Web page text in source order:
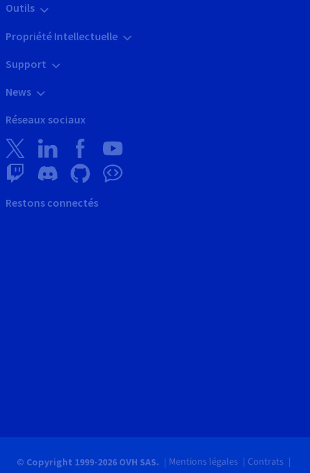
Outils
Propriété Intellectuelle
Support
News
Réseaux sociaux
Restons connectés
© Copyright 1999-2026 OVH SAS. Mentions légales
Contrats